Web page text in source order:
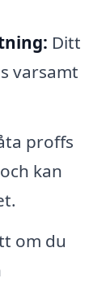
Ditt
varsamt
proffs
kan
om du